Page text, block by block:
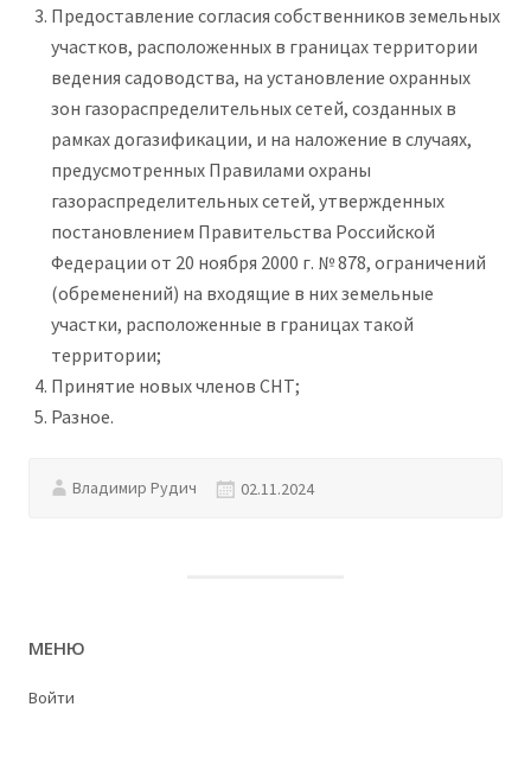
Предоставление согласия собственников земельных
участков, расположенных в границах территории
ведения садоводства, на установление охранных
зон газораспределительных сетей, созданных в
рамках догазификации, и на наложение в случаях,
предусмотренных Правилами охраны
газораспределительных сетей, утвержденных
постановлением Правительства Российской
Федерации от 20 ноября 2000 г. № 878, ограничений
(обременений) на входящие в них земельные
участки, расположенные в границах такой
территории;
Принятие новых членов СНТ;
Разное.
Владимир Рудич 02.11.2024
МЕНЮ
Войти